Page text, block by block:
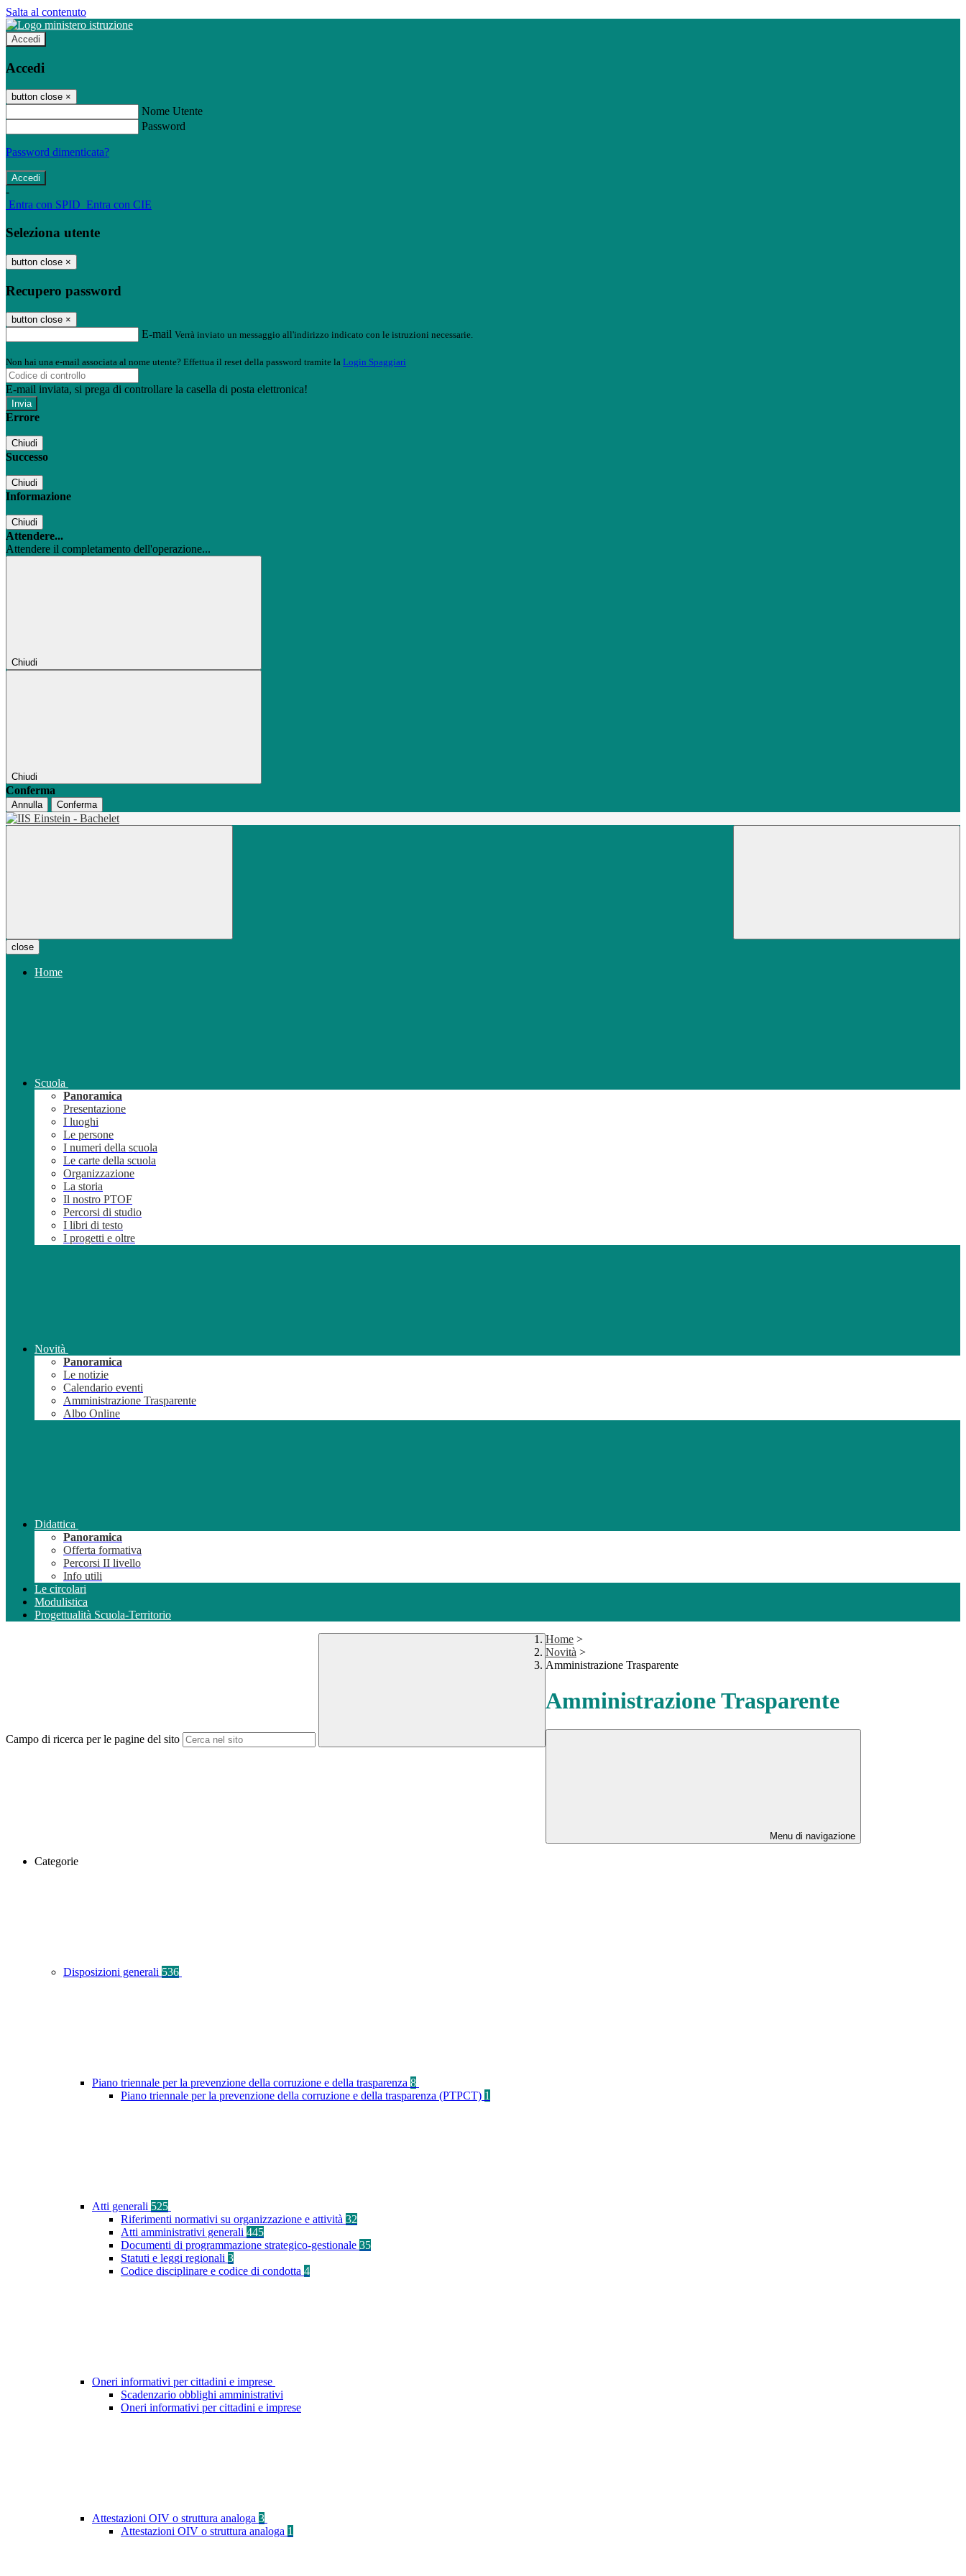
Salta al contenuto
Accedi
Accedi
button close ×
Nome Utente
Password
Password dimenticata?
-
Entra con SPID Entra con CIE
Seleziona utente
button close ×
Recupero password
button close ×
E-mail Verrà inviato un messaggio all'indirizzo indicato con le istruzioni necessarie.
Non hai una e-mail associata al nome utente? Effettua il reset della password tramite la Login Spaggiari
E-mail inviata, si prega di controllare la casella di posta elettronica!
Errore
Chiudi
Successo
Chiudi
Informazione
Chiudi
Attendere...
Attendere il completamento dell'operazione...
Chiudi
Chiudi
Conferma
Annulla Conferma
close
Home
Scuola
Panoramica
Presentazione
I luoghi
Le persone
I numeri della scuola
Le carte della scuola
Organizzazione
La storia
Il nostro PTOF
Percorsi di studio
I libri di testo
I progetti e oltre
Novità
Panoramica
Le notizie
Calendario eventi
Amministrazione Trasparente
Albo Online
Didattica
Panoramica
Offerta formativa
Percorsi II livello
Info utili
Le circolari
Modulistica
Progettualità Scuola-Territorio
Campo di ricerca per le pagine del sito
Home >
Novità >
Amministrazione Trasparente
Amministrazione Trasparente
Menu di navigazione
Categorie
Disposizioni generali 536
Piano triennale per la prevenzione della corruzione e della trasparenza 8
Piano triennale per la prevenzione della corruzione e della trasparenza (PTPCT) 1
Atti generali 525
Riferimenti normativi su organizzazione e attività 32
Atti amministrativi generali 445
Documenti di programmazione strategico-gestionale 35
Statuti e leggi regionali 3
Codice disciplinare e codice di condotta 4
Oneri informativi per cittadini e imprese
Scadenzario obblighi amministrativi
Oneri informativi per cittadini e imprese
Attestazioni OIV o struttura analoga 3
Attestazioni OIV o struttura analoga 1